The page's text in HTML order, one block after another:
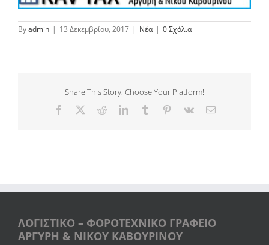
Byadmin | 13 Δεκεμβρίου, 2017 | Νέα | 0 Σχόλια
Share This Story, Choose Your Platform!
Facebook
TwitterRedditLinkedInTumblr Pinterest
Vk Email
ΛΟΓΙΣΤΙΚΟ – ΦΟΡΟΤΕΧΝΙΚΟ ΓΡΑΦΕΙΟ
ΑΡΓΥΡΗ & ΝΙΚΟΥ ΚΑΒΟΥΡΙΝΟΥ